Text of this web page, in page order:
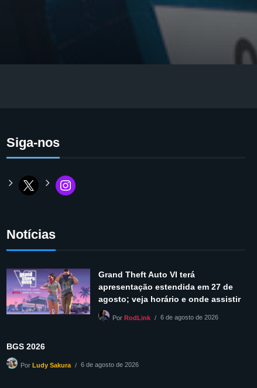
Siga-nos
Notícias
Grand Theft Auto VI terá
apresentação estendida em 27 de
agosto; veja horário e onde assistir
PorRodLink 6 de agosto de 2026
BGS 2026
PorLudy Sakura 6 de agosto de 2026